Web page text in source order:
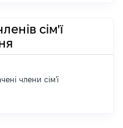
сім'ї
члени сім'ї